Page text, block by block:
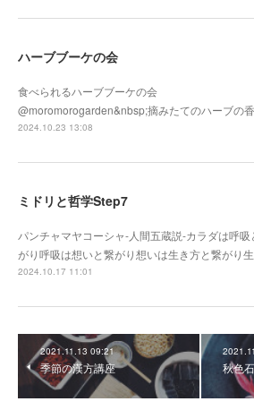
ハーブブーケの会
食べられるハーブブーケの会
@moromorogarden&nbsp;摘みたてのハーブの
2024.10.23 13:08
ミドリと哲学Step7
パンチャマヤコーシャ-人間五蔵説-カラダは呼吸
がり呼吸は想いと繋がり想いは生き方と繋がり生
2024.10.17 11:01
2021.11.13 09:21
季節の漢方講座 秋色